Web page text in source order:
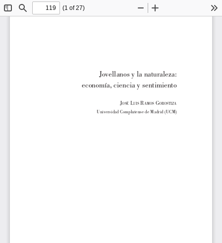
ToggleFind
(1 of 27)
Zoom
Jovellanos y la naturaleza:
economía, ciencia y sentimiento
JOSÉ LUIS RAMOS GOROSTIZA
Universidad Complutense de Madrid (UCM)